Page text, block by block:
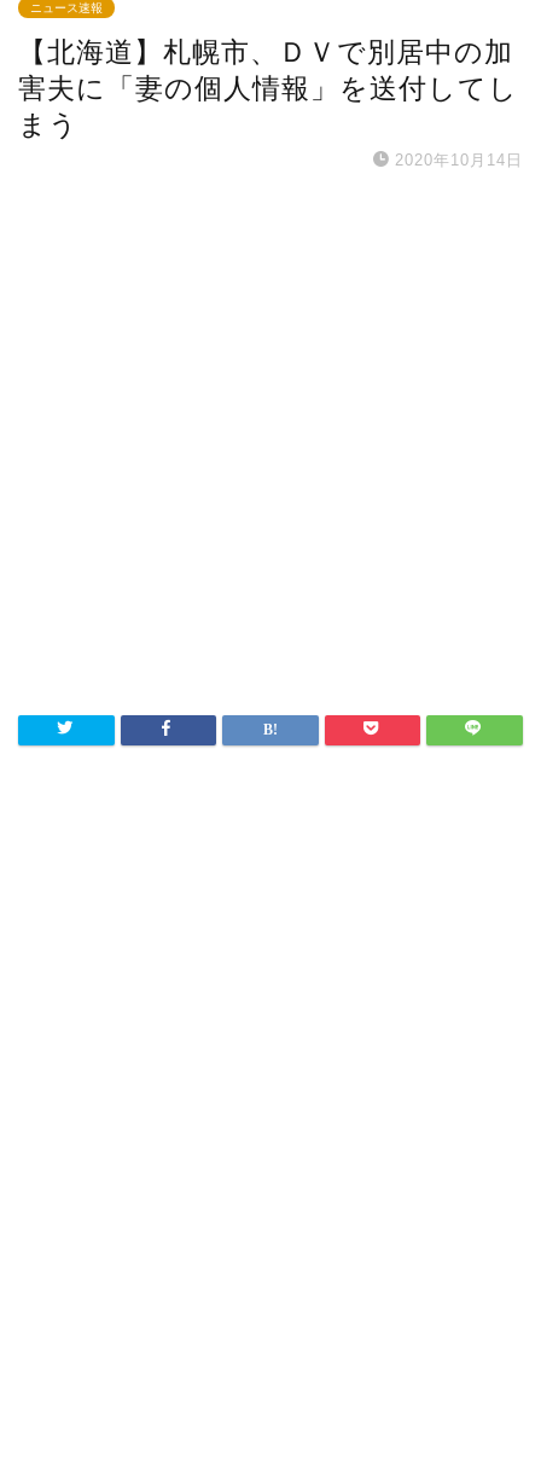
ニュース速報
【北海道】札幌市、ＤＶで別居中の加
害夫に「妻の個人情報」を送付してし
まう
2020年10月14日